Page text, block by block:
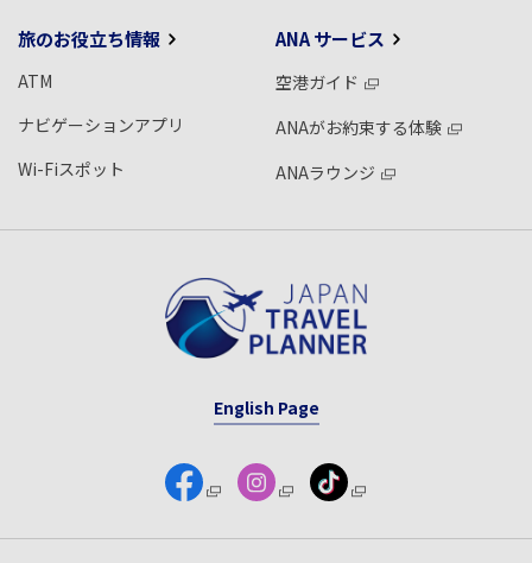
旅のお役立ち情報
ATM
ナビゲーションアプリ
Wi-Fiスポット
ANA サービス
空港ガイド
ANAがお約束する体験
ANAラウンジ
English Page